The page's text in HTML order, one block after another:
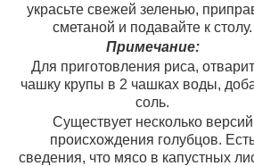
украсьте свежей зеленью,
сметаной и подавайте к столу.
Примечание:
Для приготовления риса,
чашку крупы в 2 чашках воды,
соль.
Существует несколько версий
происхождения голубцов.
сведения, что мясо в капустных